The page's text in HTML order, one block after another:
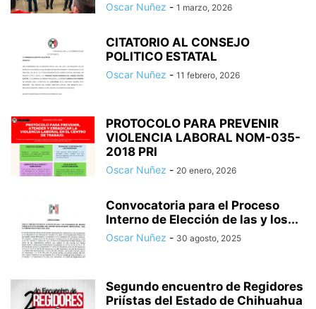
Oscar Nuñez - 1 marzo, 2026
CITATORIO AL CONSEJO
POLITICO ESTATAL
Oscar Nuñez - 11 febrero, 2026
PROTOCOLO PARA PREVENIR
VIOLENCIA LABORAL NOM-035-
2018 PRI
Oscar Nuñez - 20 enero, 2026
Convocatoria para el Proceso
Interno de Elección de las y los...
Oscar Nuñez - 30 agosto, 2025
Segundo encuentro de Regidores
Priístas del Estado de Chihuahua